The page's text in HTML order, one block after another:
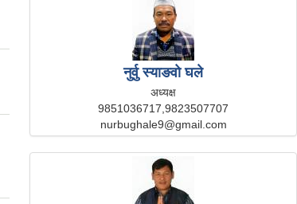
नुर्वु स्याङवो घले
अध्यक्ष
9851036717,9823507707
nurbughale9@gmail.com